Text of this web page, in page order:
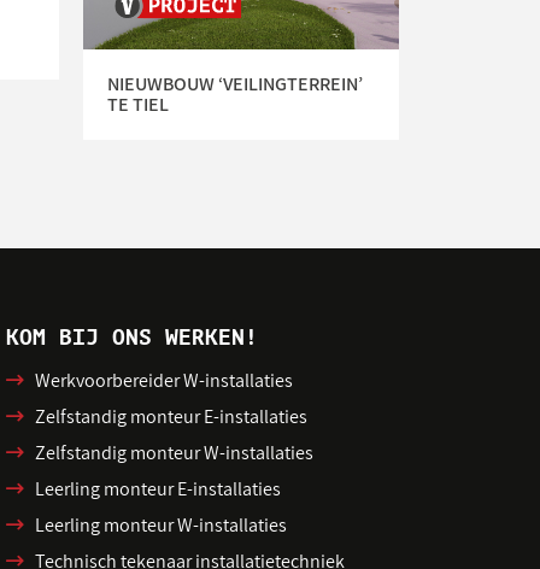
NIEUWBOUW ‘VEILINGTERREIN’
TE TIEL
KOM BIJ ONS WERKEN!
Werkvoorbereider W-installaties
Zelfstandig monteur E-installaties
Zelfstandig monteur W-installaties
Leerling monteur E-installaties
Leerling monteur W-installaties
Technisch tekenaar installatietechniek